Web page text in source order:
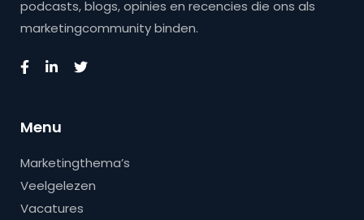
podcasts, blogs, opinies en recencies die ons als
marketingcommunity binden.
Menu
Marketingthema’s
Veelgelezen
Vacatures